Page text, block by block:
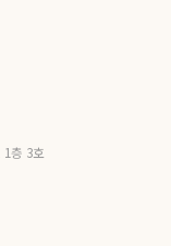
층 3호